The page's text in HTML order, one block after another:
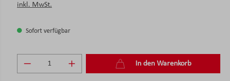
inkl. MwSt.
Sofort verfügbar
Produkt Anzahl: Gib den gewünschten
In den Warenkorb